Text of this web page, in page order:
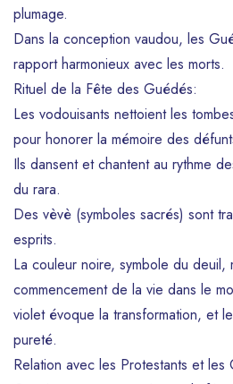
plumage.
Dans la conception vaudou, les
rapport harmonieux avec les morts.
Rituel de la Fête des Guédés:
Les vodouisants nettoient les
pour honorer la mémoire des
Ils dansent et chantent au rythme
du rara.
Des vèvè (symboles sacrés) sont
esprits.
La couleur noire, symbole du deuil,
commencement de la vie dans le
violet évoque la transformation, et
pureté.
Relation avec les Protestants et les